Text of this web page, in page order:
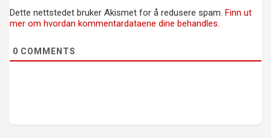
Dette nettstedet bruker Akismet for å redusere spam. Finn ut
mer om hvordan kommentardataene dine behandles.
0 COMMENTS